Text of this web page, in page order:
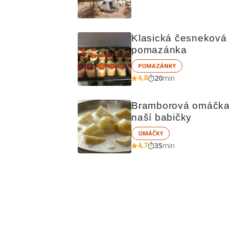
Klasická česneková
pomazánka
POMAZÁNKY
4,8 20min
Bramborová
naší babičky
OMÁČKY
4,7 35min